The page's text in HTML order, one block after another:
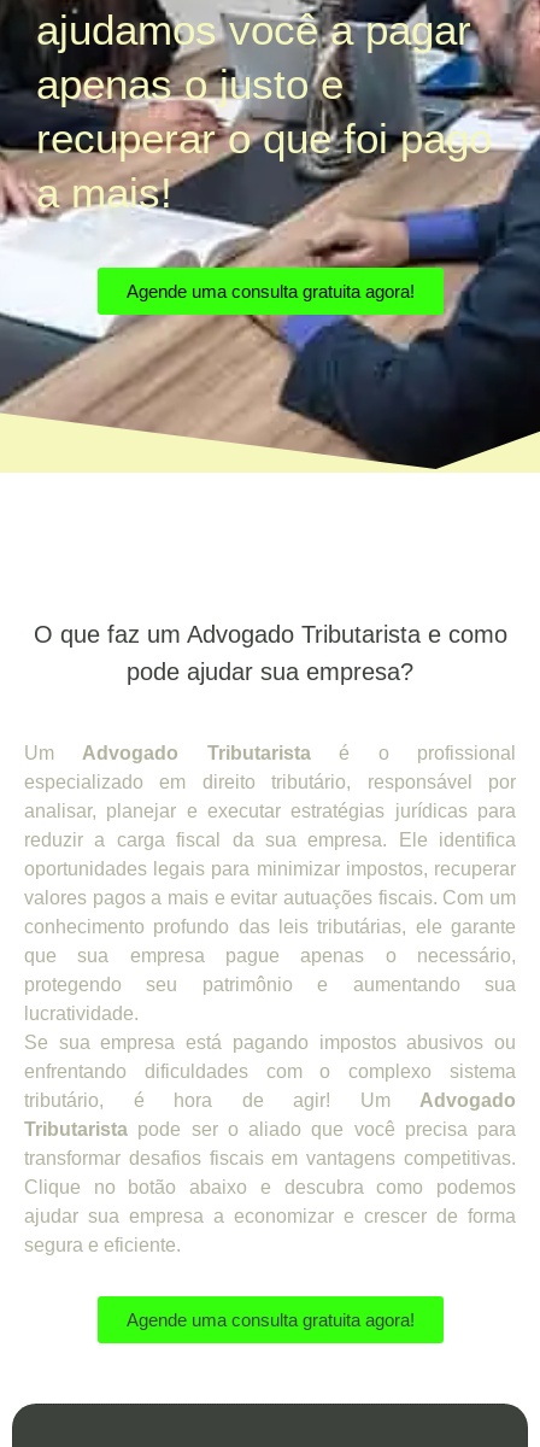
ajudamos você a pagar
apenas o justo e
recuperar o que foi pago
a mais!
Agende uma consulta gratuita agora!
O que faz um Advogado Tributarista e como
pode ajudar sua empresa?
Um Advogado Tributaristaé o profissional
especializado em direito tributário, responsável por
analisar, planejar e executar estratégias jurídicas para
reduzir a carga fiscal da sua empresa. Ele identifica
oportunidades legais para minimizar impostos, recuperar
valores pagos a mais e evitar autuações fiscais. Com um
conhecimento profundo das leis tributárias, ele garante
que sua empresa pague apenas o necessário,
protegendo seu patrimônio e aumentando sua
lucratividade.
Se sua empresa está pagando impostos abusivos ou
enfrentando dificuldades com o complexo sistema
tributário, é hora de agir! Um Advogado
Tributarista pode ser o aliado que você precisa para
transformar desafios fiscais em vantagens competitivas.
Clique no botão abaixo e descubra como podemos
ajudar sua empresa a economizar e crescer de forma
segura e eficiente.
Agende uma consulta gratuita agora!